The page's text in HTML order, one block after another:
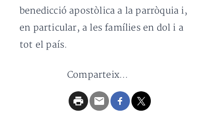
benedicció apostòlica a la parròquia i,
en particular, a les famílies en dol i a
tot el país.
Comparteix...